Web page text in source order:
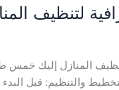
المنازل إليك خمس
والتنظيم: قبل